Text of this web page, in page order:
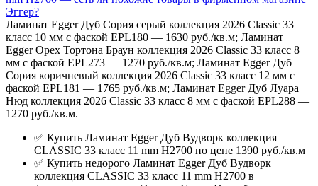
Эггер?
Ламинат Egger Дуб Сория серый коллекция 2026 Classic 33
класс 10 мм с фаской EPL180 — 1630 руб./кв.м; Ламинат
Egger Орех Тортона Браун коллекция 2026 Classic 33 класс 8
мм с фаской EPL273 — 1270 руб./кв.м; Ламинат Egger Дуб
Сория коричневый коллекция 2026 Classic 33 класс 12 мм с
фаской EPL181 — 1765 руб./кв.м; Ламинат Egger Дуб Луара
Нюд коллекция 2026 Classic 33 класс 8 мм с фаской EPL288 —
1270 руб./кв.м.
✅ Купить Ламинат Egger Дуб Вудворк коллекция
CLASSIC 33 класс 11 mm H2700 по цене 1390 руб./кв.м
✅ Купить недорого Ламинат Egger Дуб Вудворк
коллекция CLASSIC 33 класс 11 mm H2700 в